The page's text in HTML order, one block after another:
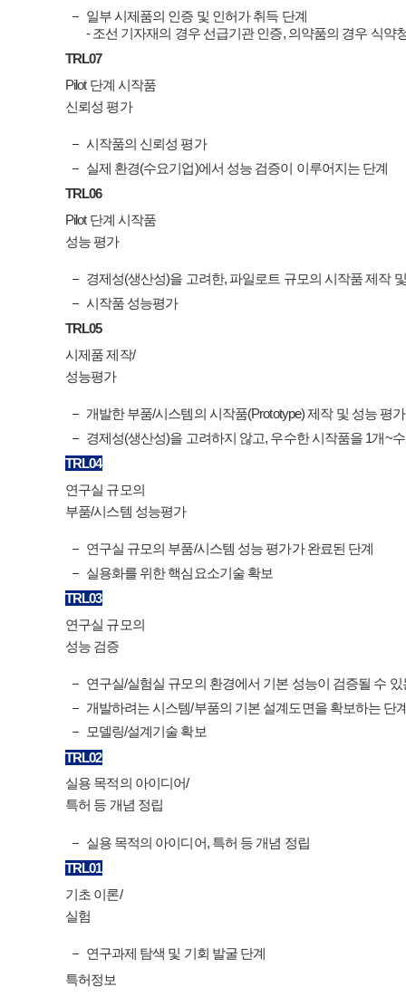
일부 시제품의 인증 및 인허가 취득 단계
- 조선 기자재의 경우 선급기관 인증, 의약품의 경우 식약
TRL07
Pilot 단계 시작품
신뢰성 평가
시작품의 신뢰성 평가
실제 환경(수요기업)에서 성능 검증이 이루어지는 단계
TRL06
Pilot 단계 시작품
성능 평가
경제성(생산성)을 고려한, 파일로트 규모의 시작품 제작
시작품 성능평가
TRL05
시제품 제작/
성능평가
개발한 부품/시스템의 시작품(Prototype) 제작 및 성능 평가
경제성(생산성)을 고려하지 않고, 우수한 시작품을 1개~
TRL04
연구실 규모의
부품/시스템 성능평가
연구실 규모의 부품/시스템 성능 평가가 완료된 단계
실용화를 위한 핵심요소기술 확보
TRL03
연구실 규모의
성능 검증
연구실/실험실 규모의 환경에서 기본 성능이 검증될 수 있
개발하려는 시스템/부품의 기본 설계도면을 확보하는 단
모델링/설계기술 확보
TRL02
실용 목적의 아이디어/
특허 등 개념 정립
실용 목적의 아이디어, 특허 등 개념 정립
TRL01
기초 이론/
실험
연구과제 탐색 및 기회 발굴 단계
특허정보